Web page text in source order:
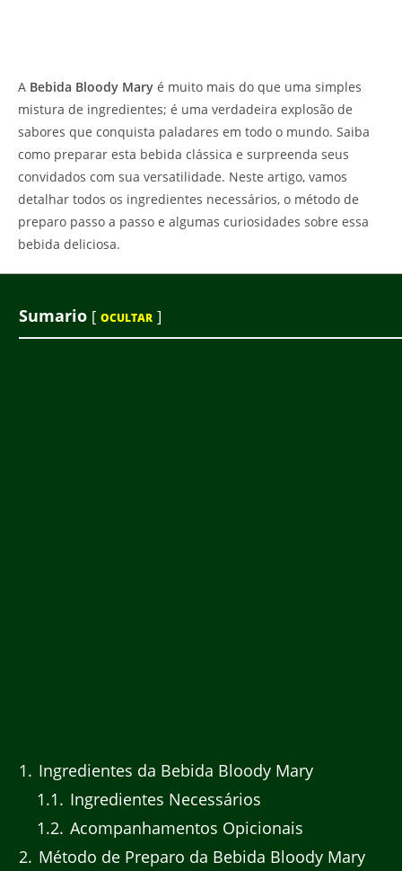
A Bebida Bloody Mary é muito mais do que uma simples
mistura de ingredientes; é uma verdadeira explosão de
sabores que conquista paladares em todo o mundo. Saiba
como preparar esta bebida clássica e surpreenda seus
convidados com sua versatilidade. Neste artigo, vamos
detalhar todos os ingredientes necessários, o método de
preparo passo a passo e algumas curiosidades sobre essa
bebida deliciosa.
Sumario [ OCULTAR ]
1
Ingredientes da Bebida Bloody Mary
1.1
Ingredientes Necessários
1.2 Acompanhamentos Opicionais
2 Método de Preparo da Bebida Bloody Mary